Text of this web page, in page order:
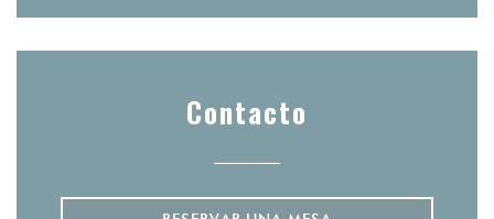
Contacto